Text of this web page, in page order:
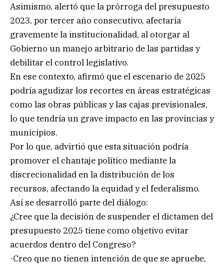
Asimismo, alertó que la prórroga del presupuesto
2023, por tercer año consecutivo, afectaría
gravemente la institucionalidad, al otorgar al
Gobierno un manejo arbitrario de las partidas y
debilitar el control legislativo.
En ese contexto, afirmó que el escenario de 2025
podría agudizar los recortes en áreas estratégicas
como las obras públicas y las cajas previsionales,
lo que tendría un grave impacto en las provincias y
municipios.
Por lo que, advirtió que esta situación podría
promover el chantaje político mediante la
discrecionalidad en la distribución de los
recursos, afectando la equidad y el federalismo.
Así se desarrolló parte del diálogo:
¿Cree que la decisión de suspender el dictamen del
presupuesto 2025 tiene como objetivo evitar
acuerdos dentro del Congreso?
-Creo que no tienen intención de que se apruebe,